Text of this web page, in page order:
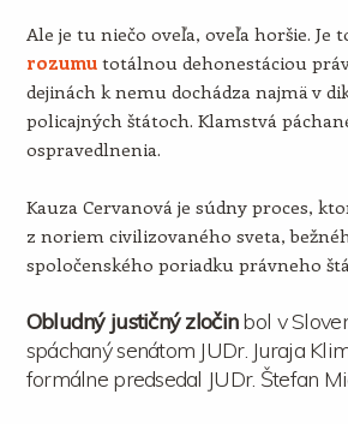
Ale je tu niečo oveľa, oveľa horšie. Je
rozumutotálnou dehonestáciou
dejinách k nemu dochádza najmä v
policajných štátoch. Klamstvá
ospravedlnenia.
Kauza Cervanová je súdny proces,
z noriem civilizovaného sveta,
spoločenského poriadku právneho
Obludný justičný zločinbol v
spáchaný senátom JUDr. Juraja
formálne predsedal JUDr. Štefan